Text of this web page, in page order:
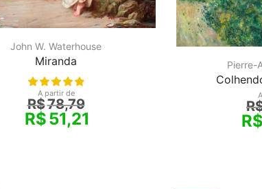
John W. Waterhouse
Miranda
A partir de
R$78,79
R$51,21
Pierre-
R$